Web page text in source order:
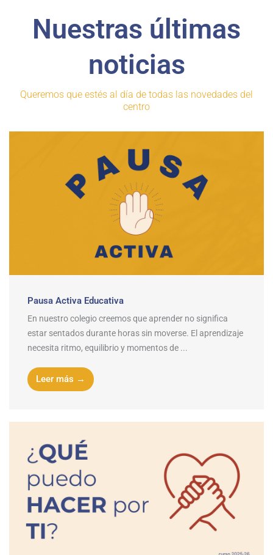
Nuestras últimas
noticias
Queremos que estés al día de todas las novedades del
centro
Pausa Activa Educativa
En nuestro colegio creemos que aprender no significa
estar sentados durante horas sin moverse. El aprendizaje
necesita ritmo, equilibrio y momentos de ...
Leer más →